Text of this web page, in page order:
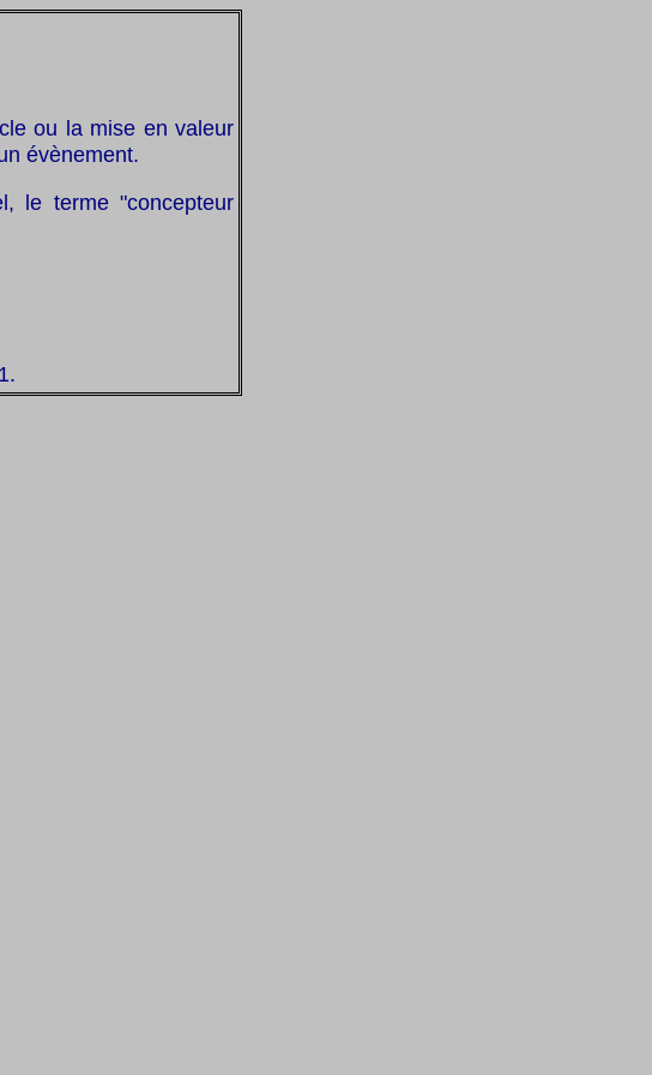
ou la mise en valeur
évènement.
le terme "concepteur